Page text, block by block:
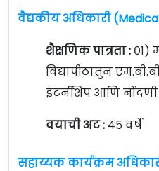
वैद्यकीय अधिकारी
शैक्षणिक पात्रता : ०१)
विद्यापीठातुन
इंटर्नशिप आणि
वयाची अट : ४५ वर्षे
सहाय्यक कार्यक्रम